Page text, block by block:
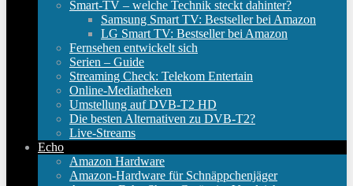
Smart-TV – welche Technik steckt dahinter?
Samsung Smart TV: Bestseller bei Amazon
LG Smart TV: Bestseller bei Amazon
Fernsehen entwickelt sich
Serien – Guide
Streaming Check: Telekom Entertain
Online-Mediatheken
Umstellung auf DVB-T2 HD
Die besten Alternativen zu DVB-T2?
Live-Streams
Echo
Amazon Hardware
Amazon-Hardware für Schnäppchenjäger